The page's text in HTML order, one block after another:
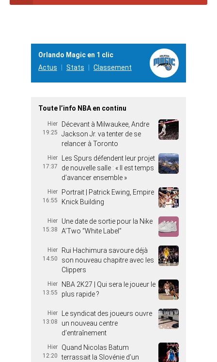
Orlando Magic en 1 clic
Actus
Stats Classement
Toute l’info NBA en continu
Hier
19:25
Décevant à Milwaukee, Andre
Jackson Jr. va tenter de se
relancer à Toronto
Hier
17:37
Les Spurs défendent leur projet
de nouvelle salle : « Il est temps
d’avancer ensemble »
Hier
16:55
Portrait | Patrick Ewing, Empire
Knick Building
Hier
15:38
Une date de sortie pour la Nike
A’Two “White Label”
Hier
14:50
Rui Hachimura savoure déjà
son nouveau chapitre avec les
Clippers
Hier
13:55
NBA 2K27 | Qui sera le joueur le
plus rapide ?
Hier
13:08
Le syndicat des joueurs ouvre
un nouveau centre
d’entraînement
Hier
12:20
Quand Nicolas Batum
terrassait la Slovénie d’un